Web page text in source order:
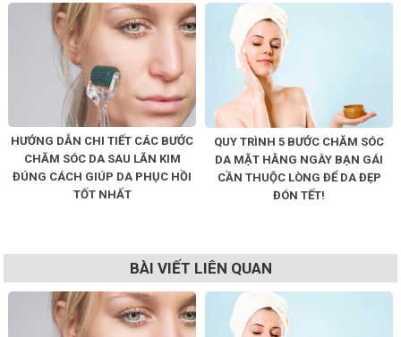
HƯỚNG DẪN CHI TIẾT CÁC BƯỚC
CHĂM SÓC DA SAU LĂN KIM
ĐÚNG CÁCH GIÚP DA PHỤC HỒI
TỐT NHẤT
QUY TRÌNH 5 BƯỚC CHĂM SÓC
DA MẶT HẰNG NGÀY BẠN GÁI
CẦN THUỘC LÒNG ĐỂ DA ĐẸP
ĐÓN TẾT!
BÀI VIẾT LIÊN QUAN